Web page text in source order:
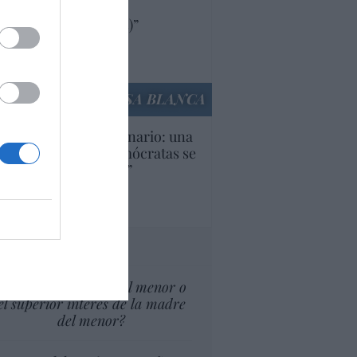
(y europeas)”
Sánchez Arjona
LA CASA BLANCA
Inquietante escenario: una
parte de los demócratas se
como “socialista”
¿El Superior interés el menor o
superior interés de la madre
del menor?